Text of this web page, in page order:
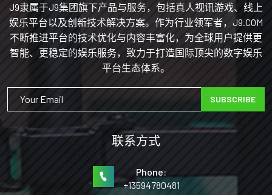
J9隶属于J9集团旗下产品与服务，包括真人视讯游戏、线上
娱乐平台以及创新技术解决方案。作为行业领军者，J9.COM
不断推进平台的技术优化与内容丰富化，为全球用户提供更
智能、更稳定的娱乐服务，致力于打造国际顶尖的数字娱乐
平台生态体系。
SUBSCRIBE
联系方式
Phone:
+13594780481